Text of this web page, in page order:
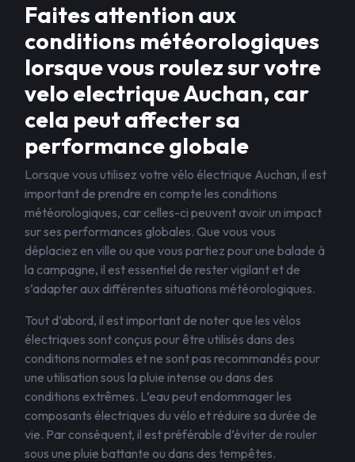
Faites attention aux
conditions météorologiques
lorsque vous roulez sur votre
velo electrique Auchan, car
cela peut affecter sa
performance globale
Lorsque vous utilisez votre vélo électrique Auchan, il est
important de prendre en compte les conditions
météorologiques, car celles-ci peuvent avoir un impact
sur ses performances globales. Que vous vous
déplaciez en ville ou que vous partiez pour une balade à
la campagne, il est essentiel de rester vigilant et de
s’adapter aux différentes situations météorologiques.
Tout d’abord, il est important de noter que les vélos
électriques sont conçus pour être utilisés dans des
conditions normales et ne sont pas recommandés pour
une utilisation sous la pluie intense ou dans des
conditions extrêmes. L’eau peut endommager les
composants électriques du vélo et réduire sa durée de
vie. Par conséquent, il est préférable d’éviter de rouler
sous une pluie battante ou dans des tempêtes.